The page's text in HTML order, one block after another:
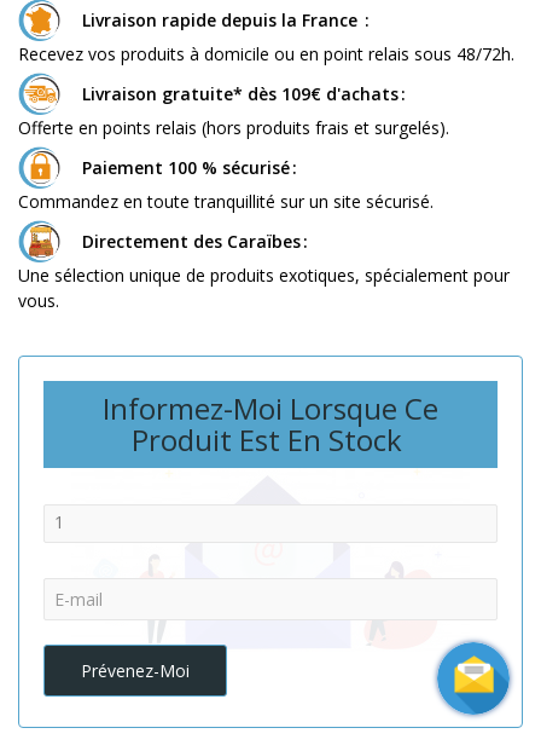
Livraison rapide depuis la France
Recevez vos produits à domicile ou en point relais sous 48/72h.
Livraison gratuite* dès 109€ d'achats
Offerte en points relais (hors produits frais et surgelés).
Paiement 100 % sécurisé
Commandez en toute tranquillité sur un site sécurisé.
Directement des Caraïbes
Une sélection unique de produits exotiques, spécialement pour
vous.
Informez-Moi Lorsque Ce
Produit Est En Stock
Prévenez-Moi